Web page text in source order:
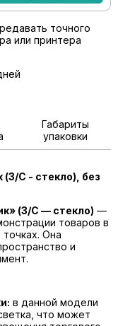
точного
или принтера
Габариты
упаковки
C - стекло), без
(З/C — стекло) —
товаров в
точках. Она
и
в данной модели
что может